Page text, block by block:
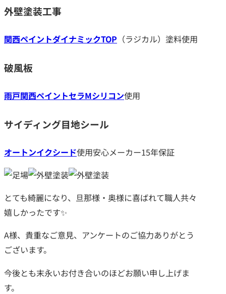
外壁塗装工事
関西ペイントダイナミックTOP （ラジカル）塗料使用
破風板
雨戸関西ペイントセラMシリコン使用
サイディング目地シール
オートンイクシード使用安心メーカー15年保証
とても綺麗になり、旦那様・奥様に喜ばれて職人共々
嬉しかったです✨
A様、貴重なご意見、アンケートのご協力ありがとう
ございます。
今後とも末永いお付き合いのほどお願い申し上げま
す。